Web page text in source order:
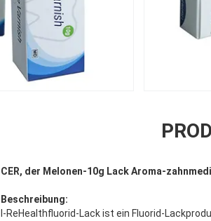
CER, der Melonen-10g Lack Aroma-
Beschreibung:
I-ReHealthfluorid-Lack ist ein Fluorid-